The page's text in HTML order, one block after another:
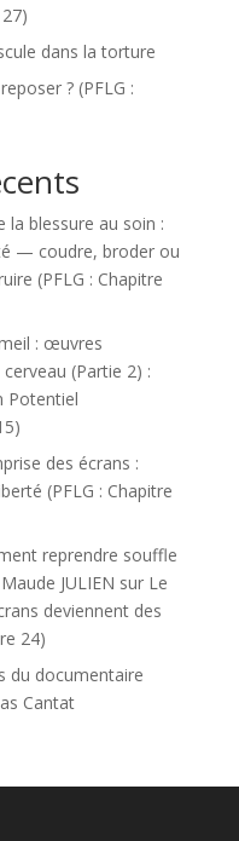
dans la torture
? (PFLG :
la blessure au soin :
— coudre, broder ou
(PFLG : Chapitre
: œuvres
(Partie 2) :
Potentiel
des écrans :
(PFLG : Chapitre
reprendre souffle
JULIEN sur Le
deviennent des
24)
du documentaire
Cantat